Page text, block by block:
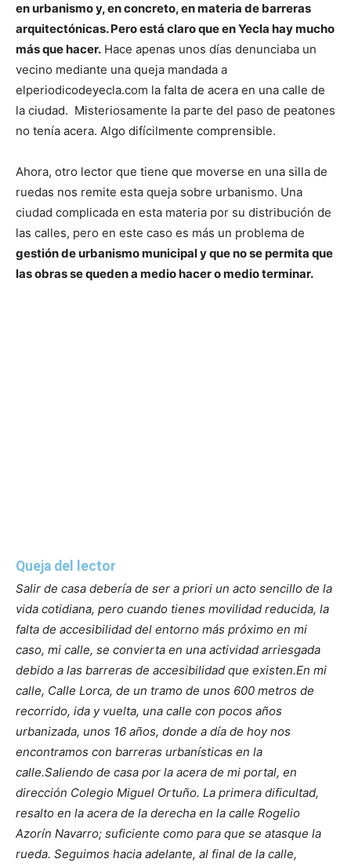
en urbanismo y, en concreto, en materia de barreras
arquitectónicas. Pero está claro que en Yecla hay mucho
más que hacer. Hace apenas unos días denunciaba un
vecino mediante una queja mandada a
elperiodicodeyecla.com la falta de acera en una calle de
la ciudad. Misteriosamente la parte del paso de peatones
no tenía acera. Algo difícilmente comprensible.
Ahora, otro lector que tiene que moverse en una silla de
ruedas nos remite esta queja sobre urbanismo. Una
ciudad complicada en esta materia por su distribución de
las calles, pero en este caso es más un problema de
gestión de urbanismo municipal y que no se permita que
las obras se queden a medio hacer o medio terminar.
Queja del lector
Salir de casa debería de ser a priori un acto sencillo de la
vida cotidiana, pero cuando tienes movilidad reducida, la
falta de accesibilidad del entorno más próximo en mi
caso, mi calle, se convierta en una actividad arriesgada
debido a las barreras de accesibilidad que existen.En mi
calle, Calle Lorca, de un tramo de unos 600 metros de
recorrido, ida y vuelta, una calle con pocos años
urbanizada, unos 16 años, donde a día de hoy nos
encontramos con barreras urbanísticas en la
calle.Saliendo de casa por la acera de mi portal, en
dirección Colegio Miguel Ortuño. La primera dificultad,
resalto en la acera de la derecha en la calle Rogelio
Azorín Navarro; suficiente como para que se atasque la
rueda. Seguimos hacia adelante, al final de la calle,